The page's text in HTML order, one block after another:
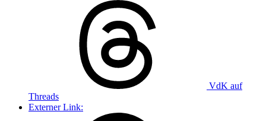
VdK auf
Threads
Externer Link: